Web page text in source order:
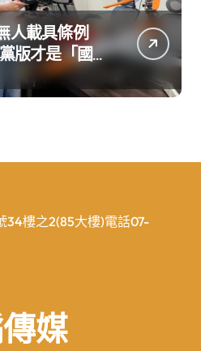
人載具條例
版才是「國
34樓之2(85大樓)電話07-
媒